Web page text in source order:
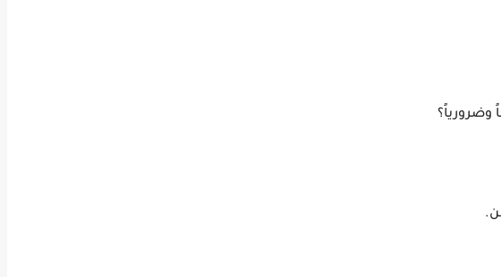
وضرورياً؟